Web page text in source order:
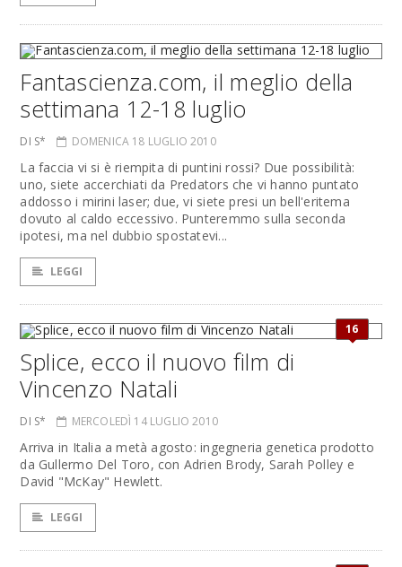
Fantascienza.com, il meglio della
settimana 12-18 luglio
DI S* DOMENICA 18 LUGLIO 2010
La faccia vi si è riempita di puntini rossi? Due possibilità:
uno, siete accerchiati da Predators che vi hanno puntato
addosso i mirini laser; due, vi siete presi un bell'eritema
dovuto al caldo eccessivo. Punteremmo sulla seconda
ipotesi, ma nel dubbio spostatevi...
LEGGI
16
Splice, ecco il nuovo film di
Vincenzo Natali
DI S* MERCOLEDÌ 14 LUGLIO 2010
Arriva in Italia a metà agosto: ingegneria genetica prodotto
da Gullermo Del Toro, con Adrien Brody, Sarah Polley e
David "McKay" Hewlett.
LEGGI